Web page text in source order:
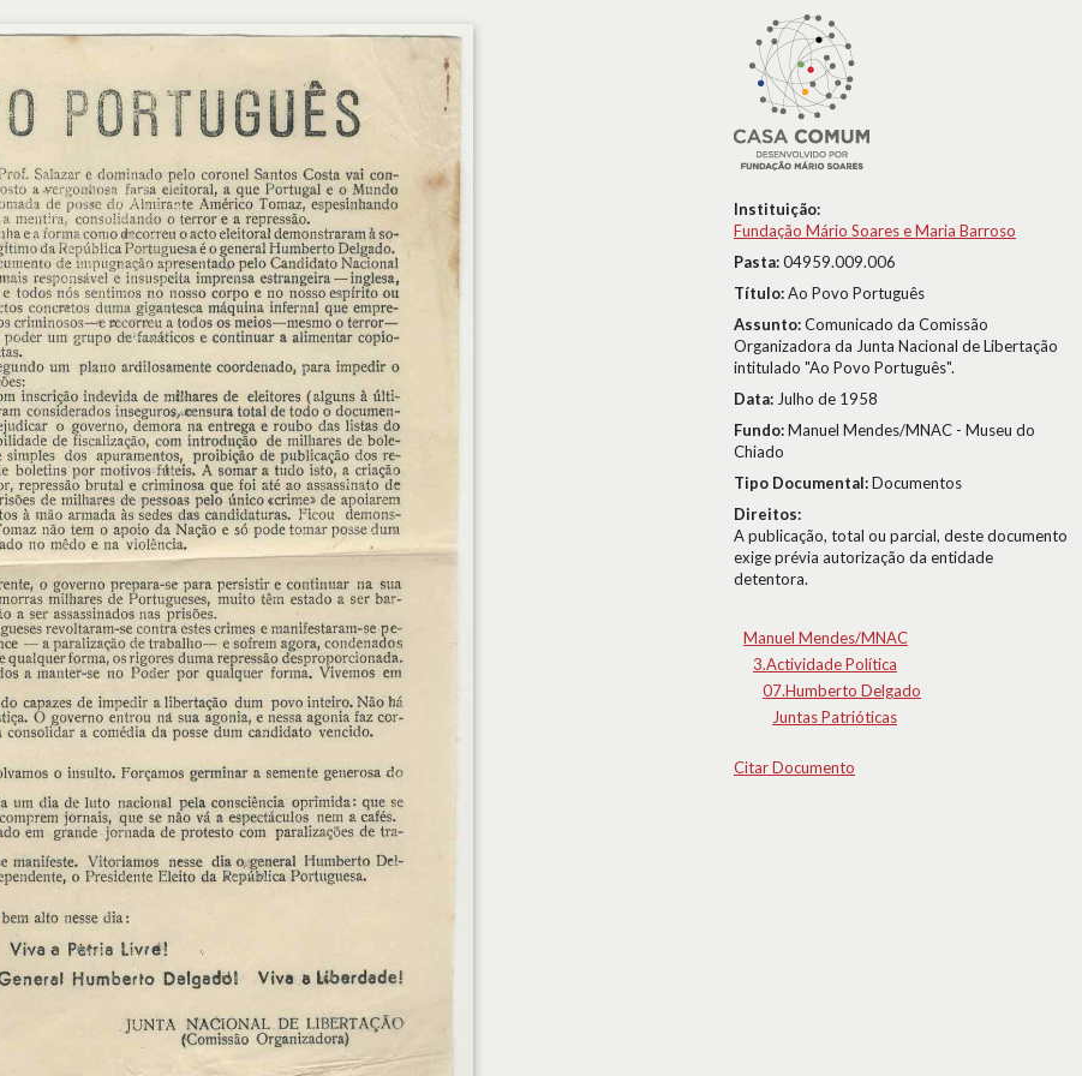
Instituição:
Fundação Mário Soares e Maria Barroso
Pasta:04959.009.006
Título:Ao Povo Português
Assunto:Comunicado da Comissão
Organizadora da Junta Nacional de Libertação
intitulado "Ao Povo Português".
Data: Julho de 1958
Fundo:Manuel Mendes/MNAC - Museu do
Chiado
Tipo Documental:Documentos
Direitos:
A publicação, total ou parcial, deste documento
exige prévia autorização da entidade
detentora.
Manuel Mendes/MNAC
3.Actividade Política
07.Humberto Delgado
Juntas Patrióticas
Citar Documento